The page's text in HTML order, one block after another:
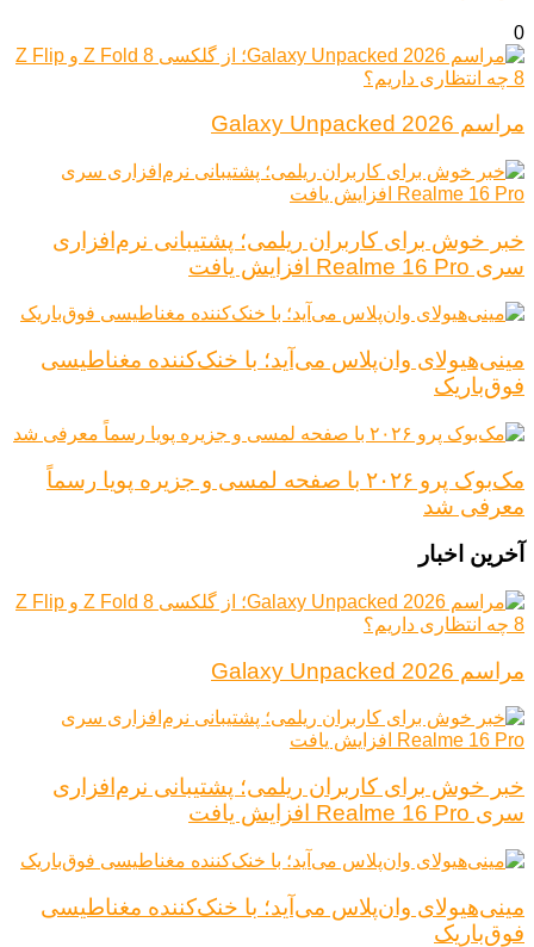
0
مراسم Galaxy Unpacked 2026
خبر خوش برای کاربران ریلمی؛ پشتیبانی نرم‌افزاری
سری Realme 16 Pro افزایش یافت
مینی‌هیولای وان‌پلاس می‌آید؛ با خنک‌کننده مغناطیسی
فوق‌باریک
مک‌بوک پرو ۲۰۲۶ با صفحه لمسی و جزیره پویا رسماً
معرفی شد
آخرین اخبار
مراسم Galaxy Unpacked 2026
خبر خوش برای کاربران ریلمی؛ پشتیبانی نرم‌افزاری
سری Realme 16 Pro افزایش یافت
مینی‌هیولای وان‌پلاس می‌آید؛ با خنک‌کننده مغناطیسی
فوق‌باریک